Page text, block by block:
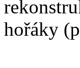
hořáky